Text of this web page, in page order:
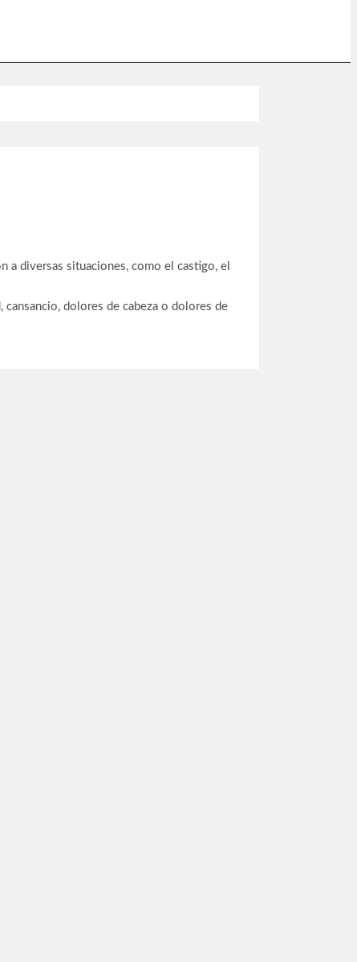
a diversas situaciones, como el castigo, el
dolores de cabeza o dolores de